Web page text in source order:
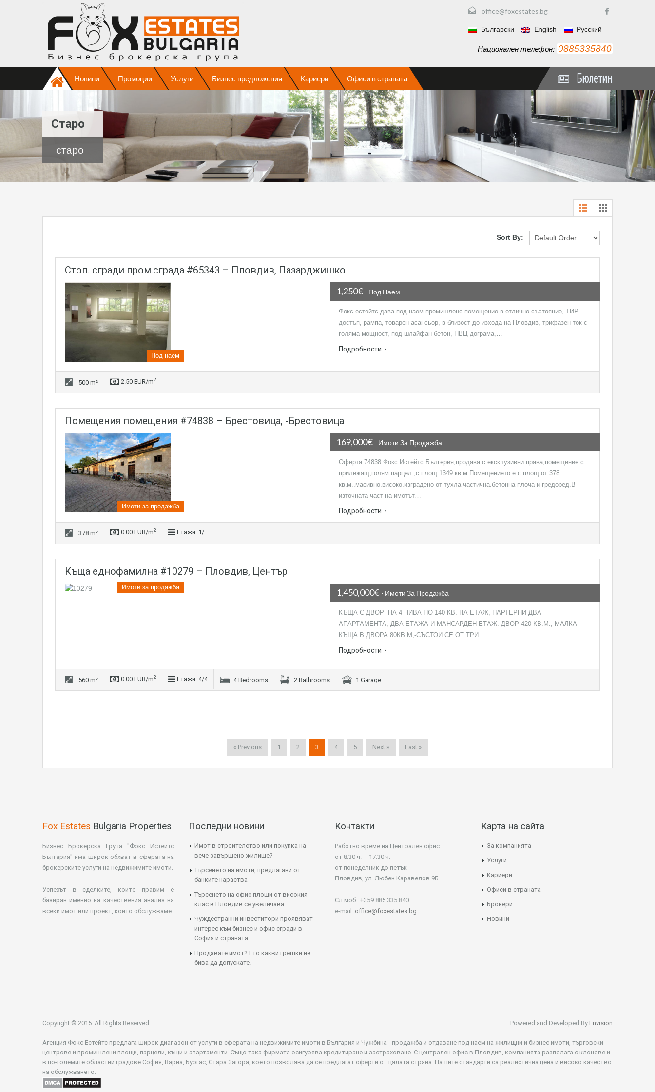
office@foxestates.bg
Български English Русский
Национален телефон: 0885335840
Бюлетин
Новини Промоции Услуги Бизнес предложения Кариери Офиси в страната
Старо
старо
Sort By:
стоп. сгради пром.сграда #65343 – Пловдив, Пазарджишко
Под наем
1,250€ - Под Наем
Фокс естейтс дава под наем промишлено помещение в отлично състояние, ТИР
достъп, рампа, товарен асансьор, в близост до изхода на Пловдив, трифазен ток с
голяма мощност, под-шлайфан бетон, ПВЦ дограма,…
Подробности
500 m² 2.50 EUR/m2
помещения помещения #74838 – Брестовица, -Брестовица
Имоти за продажба
169,000€ - Имоти За Продажба
Оферта 74838 Фокс Истейтс Бългерия,продава с ексклузивни права,помещение с
прилежащ,голям парцел ,с площ 1349 кв.м.Помещението е с площ от 378
кв.м.,масивно,високо,изградено от тухла,частична,бетонна плоча и гредоред.В
източната част на имотът…
Подробности
378 m² 0.00 EUR/m2 Етажи: 1/
къща еднофамилна #10279 – Пловдив, Център
Имоти за продажба 1,450,000€ - Имоти За Продажба
КЪЩА С ДВОР- НА 4 НИВА ПО 140 КВ. НА ЕТАЖ, ПАРТЕРНИ ДВА
АПАРТАМЕНТА, ДВА ЕТАЖА И МАНСАРДЕН ЕТАЖ. ДВОР 420 КВ.М., МАЛКА
КЪЩА В ДВОРА 80КВ.М;-СЪСТОИ СЕ ОТ ТРИ…
Подробности
560 m² 0.00 EUR/m2 Етажи: 4/4 4 Bedrooms 2 Bathrooms 1 Garage
« Previous 1 2 3 4 5 Next » Last »
Fox Estates Bulgaria Properties
Бизнес Брокерска Група "Фокс Истейтс
България" има широк обхват в сферата на
брокерските услуги на недвижимите имоти.
Успехът в сделките, които правим е
базиран именно на качествения анализ на
всеки имот или проект, който обслужваме.
Последни новини
Имот в строителство или покупка на
вече завършено жилище?
Търсенето на имоти, предлагани от
банките нараства
Търсенето на офис площи от високия
клас в Пловдив се увеличава
Чуждестранни инвеститори проявяват
интерес към бизнес и офис сгради в
София и страната
Продавате имот? Ето какви грешки не
бива да допускате!
Контакти
Работно време на Централен офис:
от 8:30 ч. – 17:30 ч.
от понеделник до петък
Пловдив, ул. Любен Каравелов 9Б
Сл.моб.: +359 885 335 840
e-mail: office@foxestates.bg
Карта на сайта
За компанията
Услуги
Кариери
Офиси в страната
Брокери
Новини
Copyright © 2015. All Rights Reserved. Powered and Developed By Envision
Агенция Фокс Естейтс предлага широк диапазон от услуги в сферата на недвижимите имоти в България и Чужбина - продажба и отдаване под наем на жилищни и бизнес имоти, търговски
центрове и промишлени площи, парцели, къщи и апартаменти. Също така фирмата осигурява кредитиране и застраховане. С централен офис в Пловдив, компанията разполага с клонове и
в по-големите областни градове София, Варна, Бургас, Стара Загора, което позволява да се предлагат оферти от цялата страна. Нашите стандарти са реалистична цена и високо качество
на обслужването.